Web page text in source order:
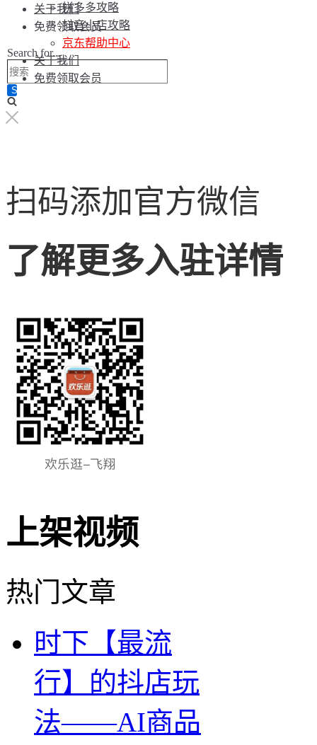
关于我们
免费领取会员
Search for...
拼多多攻略
抖音小店攻略
京东帮助中心
关于我们
免费领取会员
扫码添加官方微信
了解更多入驻详情
上架视频
热门文章
时下【最流
行】的抖店玩
法——AI商品